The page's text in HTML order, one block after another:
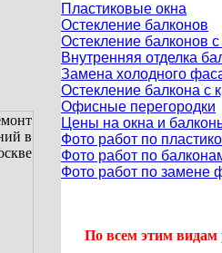
Пластиковые окна
Остекление балконов
Остекление балконов
Внутренняя отделка
Замена холодного
Остекление балкона с
Офисные перегородки
Цены на окна и
Фото работ по
Фото работ по
Фото работ по замене
По всем этим видам